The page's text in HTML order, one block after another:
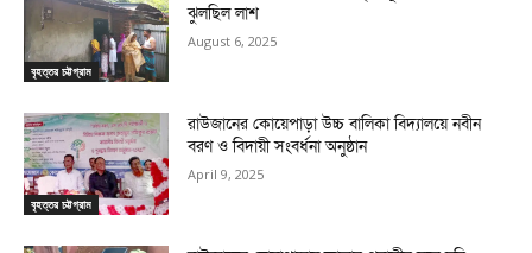
বৃহত্তর চট্টগ্রাম
ঝুলছিল লাশ
August 6, 2025
বৃহত্তর চট্টগ্রাম
রাউজানের কোয়েপাড়া উচ্চ বালিকা বিদ্যালয়ে নবীন
বরণ ও বিদায়ী সংবর্ধনা অনুষ্ঠান
April 9, 2025